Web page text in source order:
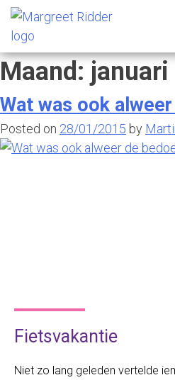
Maand:
Wat was ook
Posted on 28/01/2015 by
Fietsvakantie
Niet zo lang geleden vertelde